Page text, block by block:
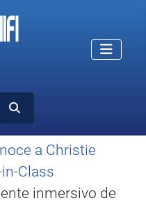
a Christie
Class
inmersivo de